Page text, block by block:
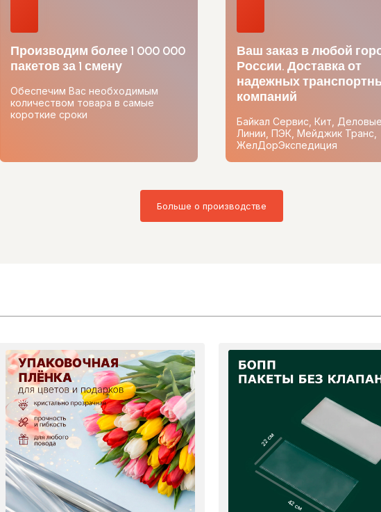
Производим более 1 000 000
пакетов за 1 смену
Обеспечим Вас необходимым
количеством товара в самые
короткие сроки
Ваш заказ в любой
России. Доставка от
надежных
компаний
Байкал Сервис, Кит, Деловые
Линии, ПЭК, Мейджик Транс,
ЖелДорЭкспедиция
Больше о производстве
22 см
42 см